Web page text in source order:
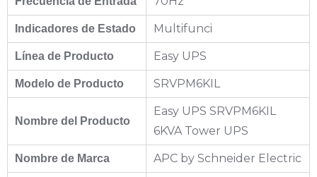
Indicadores de Estado Multifunci
Línea de Producto Easy UPS
Modelo de Producto SRVPM6KIL
Nombre del Producto
Easy UPS SRVPM6KIL
6KVA Tower UPS
Nombre de Marca APC by Schneider Electric